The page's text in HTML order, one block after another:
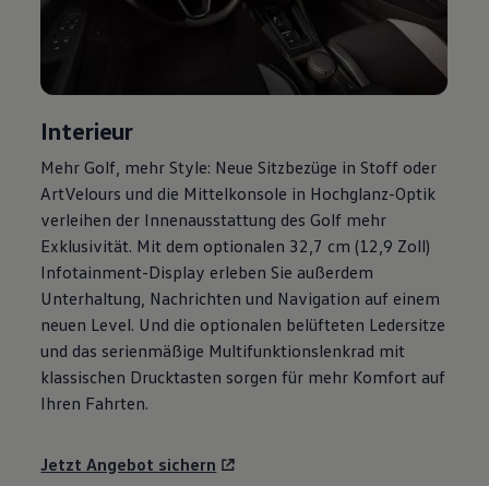
Motorenöl und Flüssigkeiten
Pannen- und Unfallhilfe
Economy Service
Volkswagen Teile
Modellspezifisches Zubehör
Transport
Entertainment und Elektronik
Individualisieren
Wallbox und Ladekabel
Digitale Extras
Dienste für Ihr Modell finden
Volkswagen Apps, Login und Shop
Handy und Fahrzeug verbinden
Updates für Software, Karten und Radio
Über Ihr Auto
Vorgängermodelle
Kundeninformationen
Volkswagen Kundenbetreuung
Digitale Betriebsanleitung
Interieur
Mehr Golf , mehr Style: Neue Sitzbezüge in Stoff oder
ArtVelours und die Mittelkonsole in Hochglanz-Optik
verleihen der Innenausstattung des Golf mehr
Exklusivität. Mit dem optionalen 32,7 cm (12,9 Zoll)
Infotainment-Display erleben Sie außerdem
Unterhaltung, Nachrichten und Navigation auf einem
neuen Level. Und die optionalen belüfteten Ledersitze
und das serienmäßige Multifunktionslenkrad mit
klassischen Drucktasten sorgen für mehr Komfort auf
Ihren Fahrten.
Jetzt Angebot sichern